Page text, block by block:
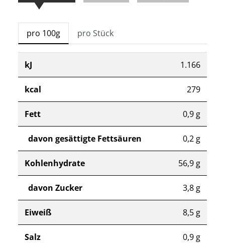
pro 100g pro Stück
kJ 1.166
kcal 279
Fett 0,9 g
davon gesättigte Fettsäuren 0,2 g
Kohlenhydrate 56,9 g
davon Zucker 3,8 g
Eiweiß 8,5 g
Salz 0,9 g